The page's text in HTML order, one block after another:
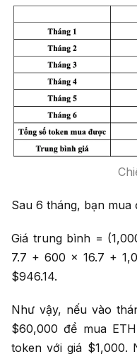
Sau 6 tháng, bạn mua
Giá trung bình =
7.7 + 600 × 16.7 +
$946.14.
Như vậy, nếu vào
$60,000 để mua
token với giá $1,000.